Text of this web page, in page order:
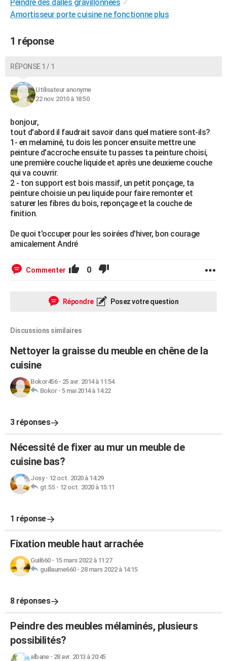
Destinations
City break
Voyage nature
Voyage de noces
Forum
Climat
PHOTO
Carte de Noël
Carte Bonne année
Carte Saint-Valentin
Carte Pâques
Carte d'anniversaire
DICTIONNAIRE
COPAINS D'AVANT
S'inscrire
Se connecter
Lycées
Collèges
Primaires
Universités
Entreprises
Service militaire
Avis de recherche
AVIS DE DÉCÈS
FORUM
Bricolage
Lifestyle
Culture
Sport
Auto
Television
Voyage
Cinema
Peindre des dalles gravillonnées ✓
Amortisseur porte cuisine ne fonctionne plus
1 réponse
RÉPONSE 1 / 1
Utilisateur anonyme
22 nov. 2010 à 18:50
bonjour,
tout d'abord il faudrait savoir dans quel matiere sont-ils?
1- en melaminé, tu dois les poncer ensuite mettre une
peinture d'accroche ensuite tu passes ta peinture choisi,
une première couche liquide et après une deuxieme couche
qui va couvrir.
2 - ton support est bois massif, un petit ponçage, ta
peinture choisie un peu liquide pour faire remonter et
saturer les fibres du bois, reponçage et la couche de
finition.
De quoi t'occuper pour les soirées d'hiver, bon courage
amicalement André
Commenter 0
Répondre Posez votre question
Discussions similaires
Nettoyer la graisse du meuble en chêne de la
cuisine
Bokor456- 25 avr. 2014 à 11:54
Bokor- 5 mai 2014 à 14:22
3 réponses
Nécessité de fixer au mur un meuble de
cuisine bas?
Josy- 12 oct. 2020 à 14:29
gt.55- 12 oct. 2020 à 15:11
1 réponse
Fixation meuble haut arrachée
Guil660- 15 mars 2022 à 11:27
guillaume660- 28 mars 2022 à 14:15
8 réponses
Peindre des meubles mélaminés, plusieurs
possibilités?
albane- 28 avr. 2013 à 20:45